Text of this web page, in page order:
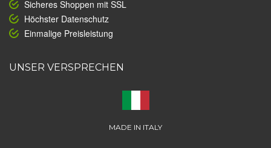
Sicheres Shoppen mit SSL
Höchster Datenschutz
Einmalige Preisleistung
UNSER VERSPRECHEN
MADE IN ITALY